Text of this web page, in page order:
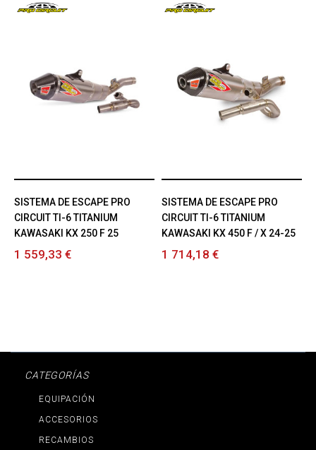
SISTEMA DE ESCAPE PRO
CIRCUIT TI-6 TITANIUM
KAWASAKI KX 250 F 25
1 559,33 €
SISTEMA DE ESCAPE PRO
CIRCUIT TI-6 TITANIUM
KAWASAKI KX 450 F / X 24-25
1 714,18 €
CATEGORÍAS
EQUIPACIÓN
ACCESORIOS
RECAMBIOS